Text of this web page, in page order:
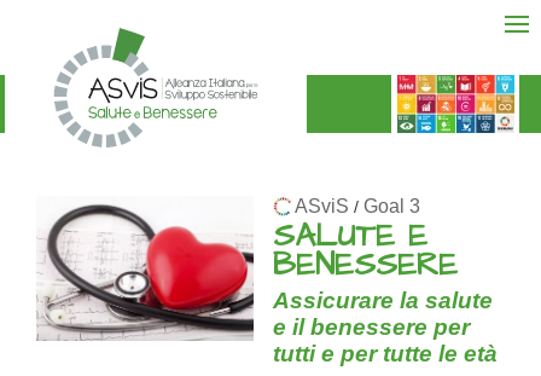
ASviS / Goal 3
SALUTE E
BENESSERE
Assicurare la salute
e il benessere per
tutti e per tutte le età